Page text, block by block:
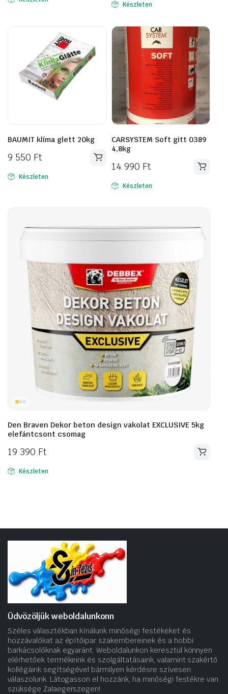
290 Ft.
950 Ft.
Készleten
BAUMIT klíma glett 20kg
9 550 Ft
Készleten
CARSYSTEM Soft gitt 0389
4,8kg
14 990 Ft
Készleten
Den Braven Dekor beton design vakolat EXCLUSIVE 5kg
elefántcsont csomag
19 390 Ft
Készleten
Üdvözöljük weboldalunkonn
Széles választékban kínálunk minőségi festékeket és
hozzávalókat az építőipar szakembereinek és a hobbi
barkácsolóknak egyaránt. Weboldalunkon keresztül könnyen
elérhetőek termékeink és szolgáltatásaink, valamint szakértő
kollégáink segítségével bármilyen kérdésre szívesen
válaszolunk. Látogasson el hozzánk, ha minőségi festékre van
szüksége Zalaegerszegen!.